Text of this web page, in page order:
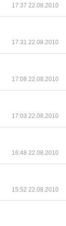
17:37 22.08.2010
17:31 22.08.2010
17:08 22.08.2010
17:03 22.08.2010
16:48 22.08.2010
15:52 22.08.2010